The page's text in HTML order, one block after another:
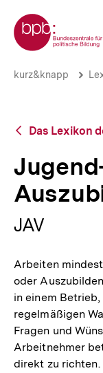
zum
Seiteninhalt
springen
Zur Startseite der bpb
Jugend-
bpb.de
kurz&knapp
Zurück
Übersicht
Das Lexikon
JAV
Arbeiten
oder
in einem
regelmäßigen
Fragen und
Arbeitnehmer
direkt zu richten.